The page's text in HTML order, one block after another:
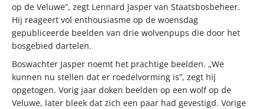
op de Veluwe”, zegt Lennard Jasper van Staatsbosbeheer.
Hij reageert vol enthousiasme op de woensdag
gepubliceerde beelden van drie wolvenpups die door het
bosgebied dartelen.
Boswachter Jasper noemt het prachtige beelden. „We
kunnen nu stellen dat er roedelvorming is”, zegt hij
opgetogen. Vorig jaar doken beelden op een wolf op de
Veluwe, later bleek dat zich een paar had gevestigd. Vorige